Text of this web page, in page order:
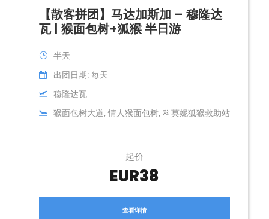
【散客拼团】马达加斯加 – 穆隆达
瓦 | 猴面包树+狐猴 半日游
半天
出团日期: 每天
穆隆达瓦
猴面包树大道, 情人猴面包树, 科莫妮狐猴救助站
起价
EUR38
查看详情